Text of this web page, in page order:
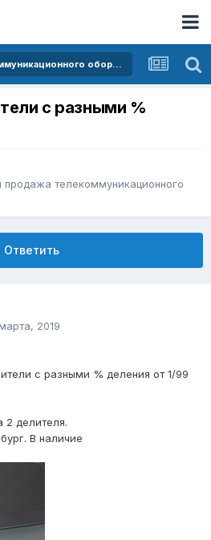
Покупка и продажа телекоммуникационного оборудования
с разными %
продажа телекоммуникационного
Ответить
2019
с разными % деления от 1/99
2 делителя.
В наличие